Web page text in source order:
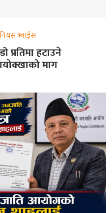
भ्वाईस
प्रतिमा हटाउने
माग